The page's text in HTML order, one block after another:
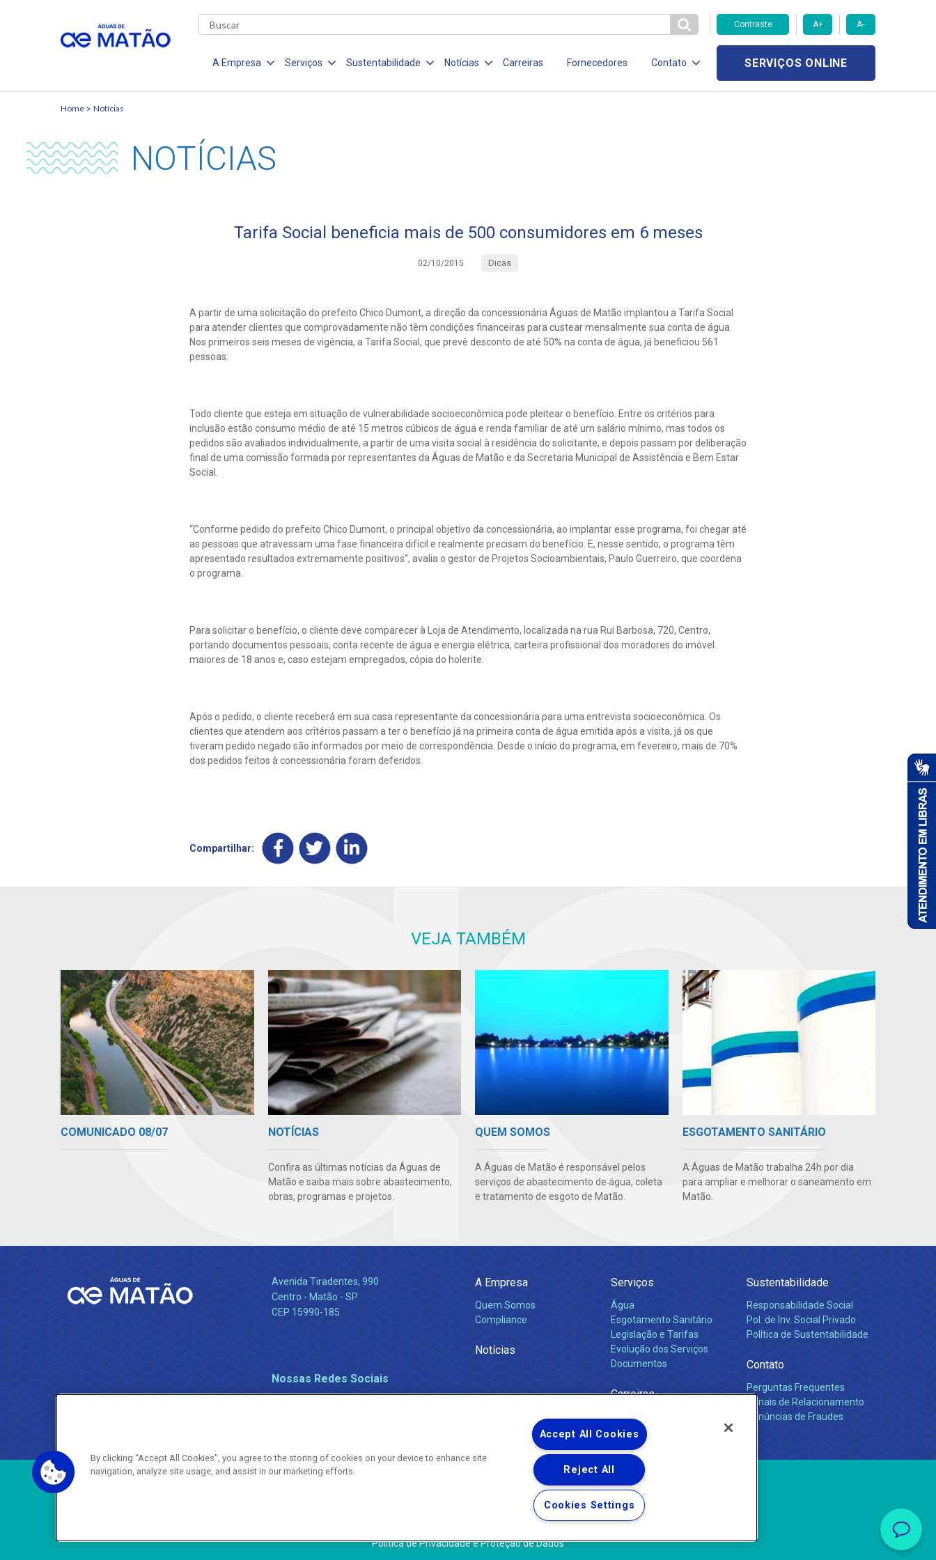
Contraste A+ A-
A Empresa Serviços Sustentabilidade Notícias Carreiras Fornecedores Contato SERVIÇOS ONLINE
Home Notícias
NOTÍCIAS
Tarifa Social beneficia mais de 500 consumidores em 6 meses
02/10/2015 Dicas
A partir de uma solicitação do prefeito Chico Dumont, a direção da concessionária Águas de Matão implantou a Tarifa Social
para atender clientes que comprovadamente não têm condições financeiras para custear mensalmente sua conta de água.
Nos primeiros seis meses de vigência, a Tarifa Social, que prevê desconto de até 50% na conta de água, já beneficiou 561
pessoas.
Todo cliente que esteja em situação de vulnerabilidade socioeconômica pode pleitear o benefício. Entre os critérios para
inclusão estão consumo médio de até 15 metros cúbicos de água e renda familiar de até um salário mínimo, mas todos os
pedidos são avaliados individualmente, a partir de uma visita social à residência do solicitante, e depois passam por deliberação
final de uma comissão formada por representantes da Águas de Matão e da Secretaria Municipal de Assistência e Bem Estar
Social.
“Conforme pedido do prefeito Chico Dumont, o principal objetivo da concessionária, ao implantar esse programa, foi chegar até
as pessoas que atravessam uma fase financeira difícil e realmente precisam do benefício. E, nesse sentido, o programa têm
apresentado resultados extremamente positivos”, avalia o gestor de Projetos Socioambientais, Paulo Guerreiro, que coordena
o programa.
Para solicitar o benefício, o cliente deve comparecer à Loja de Atendimento, localizada na rua Rui Barbosa, 720, Centro,
portando documentos pessoais, conta recente de água e energia elétrica, carteira profissional dos moradores do imóvel
maiores de 18 anos e, caso estejam empregados, cópia do holerite.
Após o pedido, o cliente receberá em sua casa representante da concessionária para uma entrevista socioeconômica. Os
clientes que atendem aos critérios passam a ter o benefício já na primeira conta de água emitida após a visita, já os que
tiveram pedido negado são informados por meio de correspondência. Desde o início do programa, em fevereiro, mais de 70%
dos pedidos feitos à concessionária foram deferidos.
Compartilhar:
VEJA TAMBÉM
COMUNICADO 08/07 NOTÍCIAS
Confira as últimas notícias da Águas de
Matão e saiba mais sobre abastecimento,
obras, programas e projetos.
QUEM SOMOS
A Águas de Matão é responsável pelos
serviços de abastecimento de água, coleta
e tratamento de esgoto de Matão.
ESGOTAMENTO SANITÁRIO
A Águas de Matão trabalha 24h por dia
para ampliar e melhorar o saneamento em
Matão.
Avenida Tiradentes, 990
Centro - Matão - SP
CEP 15990-185
Nossas Redes Sociais
A Empresa
Quem Somos
Compliance
Notícias
Serviços
Água
Esgotamento Sanitário
Legislação e Tarifas
Evolução dos Serviços
Documentos
Carreiras
Sustentabilidade
Responsabilidade Social
Pol. de Inv. Social Privado
Política de Sustentabilidade
Contato
Perguntas Frequentes
Canais de Relacionamento
Denúncias de Fraudes
Copyright ® 2026 - Todos os Direitos Reservados.
Política de Privacidade e Proteção de Dados
By clicking “Accept All Cookies”, you agree to the storing of cookies on your device to enhance site
navigation, analyze site usage, and assist in our marketing efforts.
Accept All Cookies
Reject All
Cookies Settings